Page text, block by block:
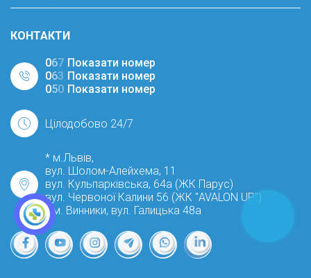
КОНТАКТИ
067 Показати номер
063 Показати номер
050 Показати номер
Цілодобово 24/7
* м.Львів,
вул. Шолом-Алейхема, 11
вул. Кульпарківська, 64а (ЖК Парус)
вул. Червоної Калини 56 (ЖК "AVALON UP")
* м. Винники, вул. Галицька 48а